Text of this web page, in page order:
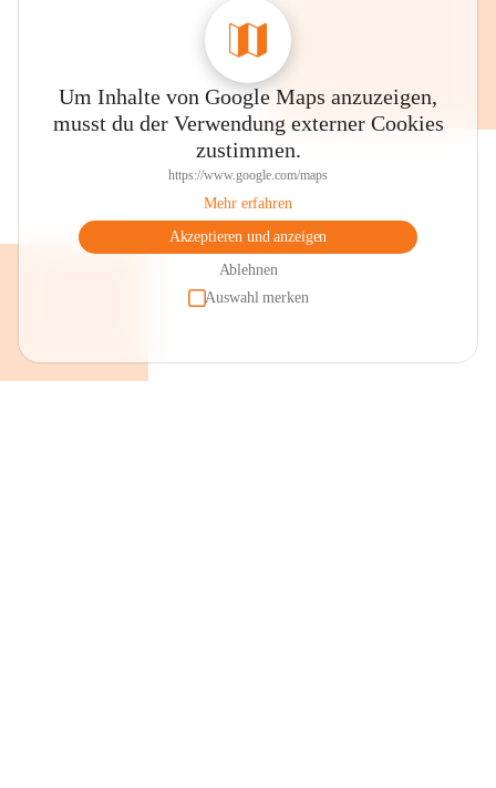
Um Inhalte von Google Maps anzuzeigen,
musst du der Verwendung externer Cookies
zustimmen.
https://www.google.com/maps
Mehr erfahren
Akzeptieren und anzeigen
Ablehnen
Auswahl merken